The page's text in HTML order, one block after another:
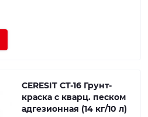
CERESIT CT-16 Грунт-
краска с кварц. песком
адгезионная (14 кг/10 л)